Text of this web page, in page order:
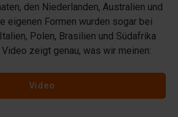
den Niederlanden, Australien und
eigenen Formen wurden sogar bei
Polen, Brasilien und Südafrika
zeigt genau, was wir meinen:
Video